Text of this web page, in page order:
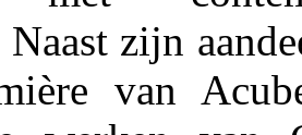
zijn
van